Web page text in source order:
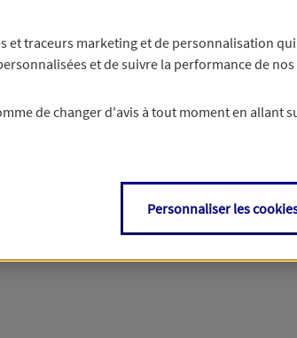
et traceurs marketing et de personnalisation
et de suivre la performance de nos
de changer d'avis à tout moment en allant
Personnaliser les